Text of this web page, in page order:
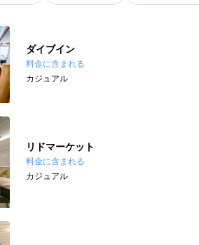
ダイブイン
料金に含まれる
カジュアル
リドマーケット
料金に含まれる
カジュアル